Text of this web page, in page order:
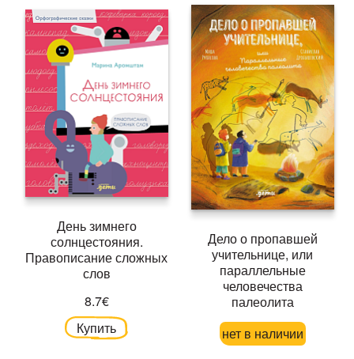
Дело о пропавшей
учительнице, или
параллельные
человечества
палеолита
нет в наличии
День зимнего
солнцестояния.
Правописание сложных
слов
8.7€
Купить